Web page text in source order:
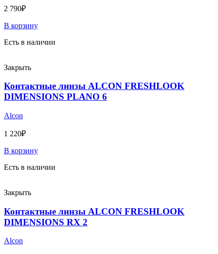
2 790₽
В корзину
Есть в наличии
Закрыть
Контактные линзы ALCON FRESHLOOK
DIMENSIONS PLANO 6
Alcon
1 220₽
В корзину
Есть в наличии
Закрыть
Контактные линзы ALCON FRESHLOOK
DIMENSIONS RX 2
Alcon